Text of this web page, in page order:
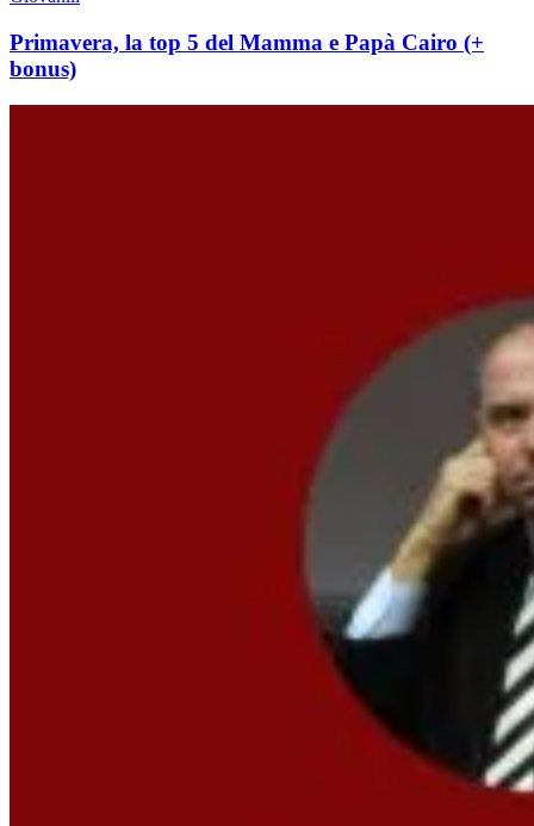
Primavera, la top 5 del Mamma e Papà Cairo (+
bonus)